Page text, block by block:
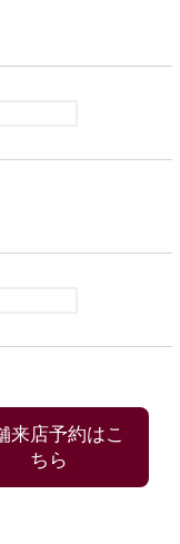
来店予約はこ
ちら